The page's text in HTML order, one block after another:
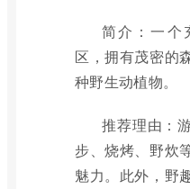
简介：一个
区，拥有茂密的
种野生动植物。
推荐理由：
步、烧烤、野炊
魅力。此外，野